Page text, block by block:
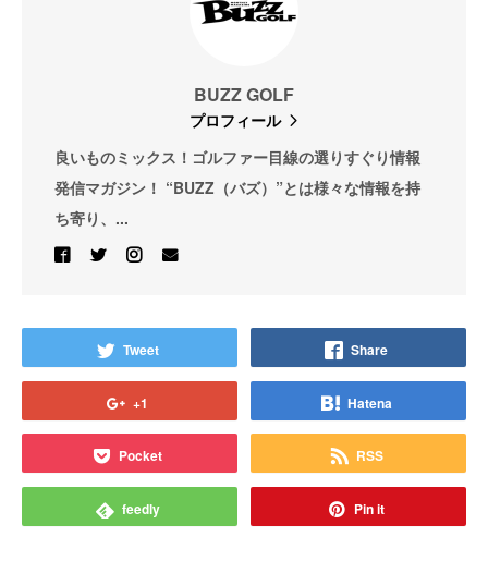
BUZZ GOLF
プロフィール
良いものミックス！ゴルファー目線の選りすぐり情報
発信マガジン！ “BUZZ（バズ）”とは様々な情報を持
ち寄り、...
Tweet Share
+1 Hatena
Pocket RSS
feedly Pin it